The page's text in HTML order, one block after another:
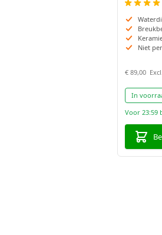
Niet
€ 89,00
In
Voor 23:59